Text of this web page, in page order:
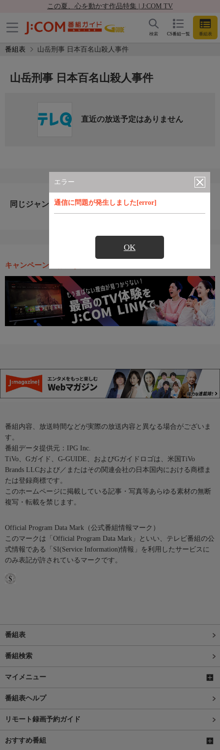
この夏、心を動かす作品特集 | J:COM TV
CS番組一覧 番組表
検索
番組表 山岳刑事 日本百名山殺人事件
エラー
通信に問題が発生しました[error]
OK
山岳刑事 日本百名山殺人事件
直近の放送予定はありません
同じジャンルのおすすめ番組
キャンペーン・お得な情報
番組内容、放送時間などが実際の放送内容と異なる場合がございま
す。
番組データ提供元：IPG Inc.
TiVo、Gガイド、G-GUIDE、およびGガイドロゴは、米国TiVo
Brands LLCおよび／またはその関連会社の日本国内における商標ま
たは登録商標です。
このホームページに掲載している記事・写真等あらゆる素材の無断
複写・転載を禁じます。
Official Program Data Mark（公式番組情報マーク）
このマークは「Official Program Data Mark」といい、テレビ番組の公
式情報である「SI(Service Information)情報」を利用したサービスに
のみ表記が許されているマークです。
番組表
番組検索
マイメニュー
番組表ヘルプ
リモート録画予約ガイド
おすすめ番組